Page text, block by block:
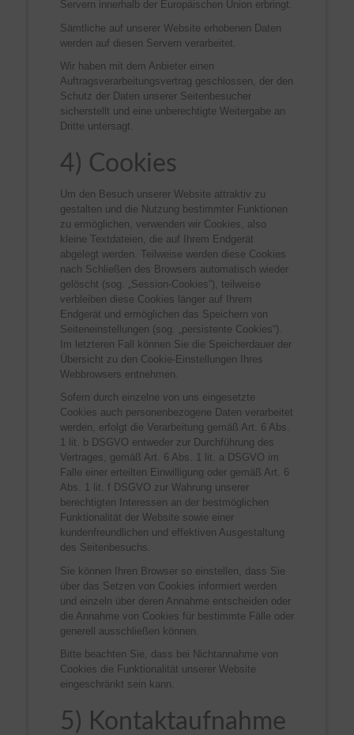
Servern innerhalb der Europäischen Union erbringt.
Sämtliche auf unserer Website erhobenen Daten
werden auf diesen Servern verarbeitet.
Wir haben mit dem Anbieter einen
Auftragsverarbeitungsvertrag geschlossen, der den
Schutz der Daten unserer Seitenbesucher
sicherstellt und eine unberechtigte Weitergabe an
Dritte untersagt.
4) Cookies
Um den Besuch unserer Website attraktiv zu
gestalten und die Nutzung bestimmter Funktionen
zu ermöglichen, verwenden wir Cookies, also
kleine Textdateien, die auf Ihrem Endgerät
abgelegt werden. Teilweise werden diese Cookies
nach Schließen des Browsers automatisch wieder
gelöscht (sog. „Session-Cookies“), teilweise
verbleiben diese Cookies länger auf Ihrem
Endgerät und ermöglichen das Speichern von
Seiteneinstellungen (sog. „persistente Cookies“).
Im letzteren Fall können Sie die Speicherdauer der
Übersicht zu den Cookie-Einstellungen Ihres
Webbrowsers entnehmen.
Sofern durch einzelne von uns eingesetzte
Cookies auch personenbezogene Daten verarbeitet
werden, erfolgt die Verarbeitung gemäß Art. 6 Abs.
1 lit. b DSGVO entweder zur Durchführung des
Vertrages, gemäß Art. 6 Abs. 1 lit. a DSGVO im
Falle einer erteilten Einwilligung oder gemäß Art. 6
Abs. 1 lit. f DSGVO zur Wahrung unserer
berechtigten Interessen an der bestmöglichen
Funktionalität der Website sowie einer
kundenfreundlichen und effektiven Ausgestaltung
des Seitenbesuchs.
Sie können Ihren Browser so einstellen, dass Sie
über das Setzen von Cookies informiert werden
und einzeln über deren Annahme entscheiden oder
die Annahme von Cookies für bestimmte Fälle oder
generell ausschließen können.
Bitte beachten Sie, dass bei Nichtannahme von
Cookies die Funktionalität unserer Website
eingeschränkt sein kann.
5) Kontaktaufnahme